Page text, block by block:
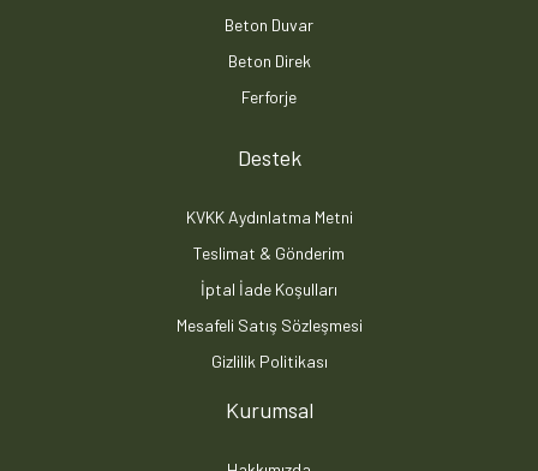
Beton Duvar
Beton Direk
Ferforje
Destek
KVKK Aydınlatma Metni
Teslimat & Gönderim
İptal İade Koşulları
Mesafeli Satış Sözleşmesi
Gizlilik Politikası
Kurumsal